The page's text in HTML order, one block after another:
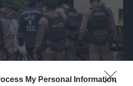
My Personal Information